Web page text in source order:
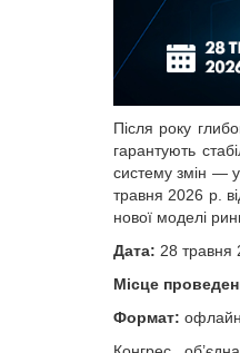
Після року
гарантують
систему змін — у
травня 2026 р.
нової моделі
Дата: 28 травня
Місце
Формат: